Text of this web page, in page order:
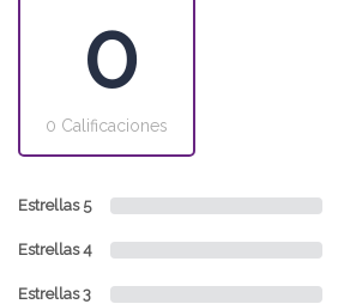
0
0 Calificaciones
Estrellas 5
Estrellas 4
Estrellas 3